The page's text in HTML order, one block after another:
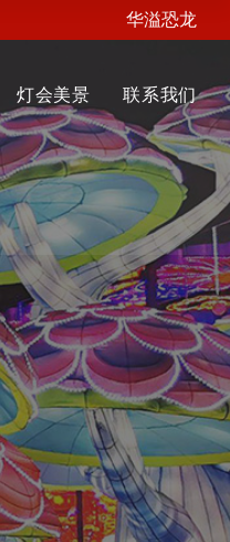
华溢恐龙
灯会美景 联系我们